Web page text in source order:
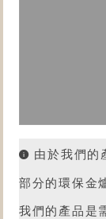
由於我們的
部分的環保金
我們的產品是